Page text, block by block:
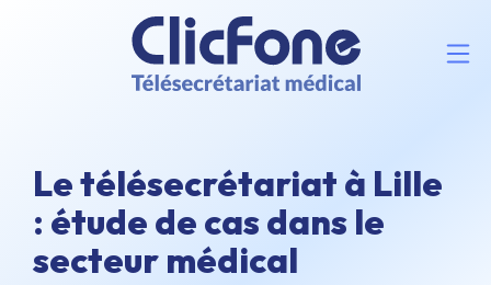
Le télésecrétariat à Lille
: étude de cas dans le
secteur médical